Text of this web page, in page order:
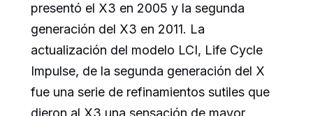
presentó el X3 en 2005 y la segunda
generación del X3 en 2011. La
actualización del modelo LCI, Life Cycle
Impulse, de la segunda generación del X
fue una serie de refinamientos sutiles que
dieron al X3 una sensación de mayor